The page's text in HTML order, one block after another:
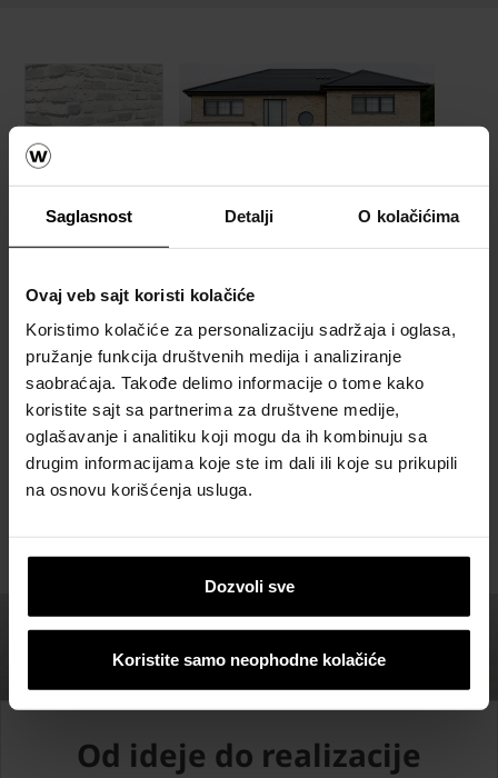
Saglasnost Detalji O kolačićima
Ovaj veb sajt koristi kolačiće
Koristimo kolačiće za personalizaciju sadržaja i oglasa,
pružanje funkcija društvenih medija i analiziranje
saobraćaja. Takođe delimo informacije o tome kako
koristite sajt sa partnerima za društvene medije,
oglašavanje i analitiku koji mogu da ih kombinuju sa
drugim informacijama koje ste im dali ili koje su prikupili
na osnovu korišćenja usluga.
Dozvoli sve
Koristite samo neophodne kolačiće
Fasada
brošure i
tehnička
Referetni objekti
POGLEDAJTE REFERENTNE OBJEKTE
Od ideje do realizacije